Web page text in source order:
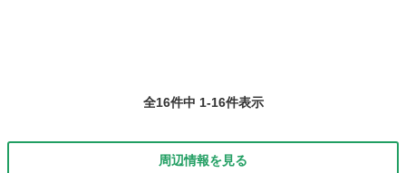
全16件中 1-16件表示
周辺情報を見る